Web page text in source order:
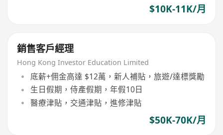
$10K-11K/月
銷售客戶經理
Hong Kong Investor Education Limited
底薪+佣金高達 $12萬，新人補貼，旅遊/達標獎勵
生日假期，侍產假期，年假10日
醫療津貼，交通津貼，進修津貼
$50K-70K/月